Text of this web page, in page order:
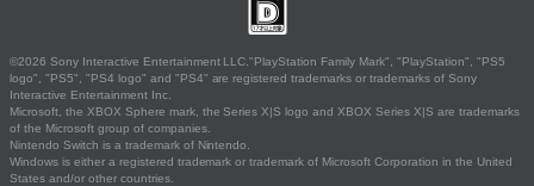
©2026 Sony Interactive Entertainment LLC."PlayStation Family Mark", "PlayStation", "PS5
logo", "PS5", "PS4 logo" and "PS4" are registered trademarks or trademarks of Sony
Interactive Entertainment Inc.
Microsoft, the XBOX Sphere mark, the Series X|S logo and XBOX Series X|S are trademarks
of the Microsoft group of companies.
Nintendo Switch is a trademark of Nintendo.
Windows is either a registered trademark or trademark of Microsoft Corporation in the United
States and/or other countries.